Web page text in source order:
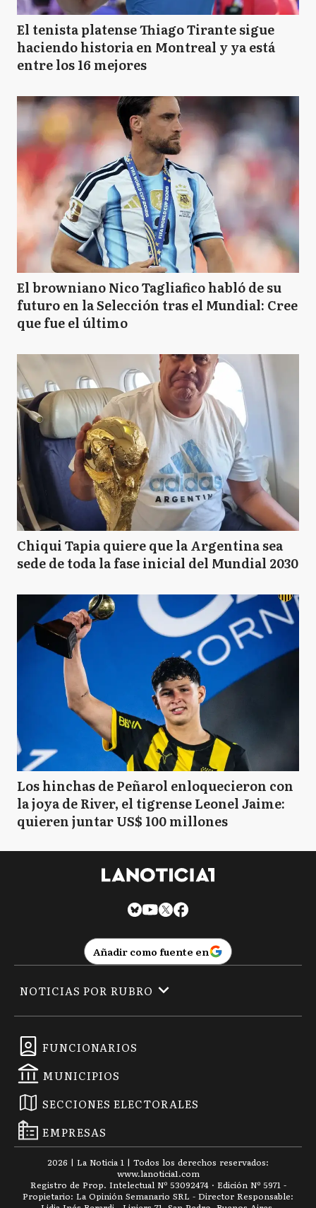
El tenista platense Thiago Tirante sigue
haciendo historia en Montreal y ya está
entre los 16 mejores
El browniano Nico Tagliafico habló de su
futuro en la Selección tras el Mundial: Cree
que fue el último
Chiqui Tapia quiere que la Argentina sea
sede de toda la fase inicial del Mundial 2030
Los hinchas de Peñarol enloquecieron con
la joya de River, el tigrense Leonel Jaime:
quieren juntar US$ 100 millones
Añadir como fuente en
FUNCIONARIOS
MUNICIPIOS
SECCIONES ELECTORALES
EMPRESAS
NOTICIAS POR RUBRO
2026 | La Noticia 1 | Todos los derechos reservados:
www.lanoticia1.com
Registro de Prop. Intelectual Nº 53092474 · Edición Nº 5971 -
Propietario: La Opinión Semanario SRL - Director Responsable: